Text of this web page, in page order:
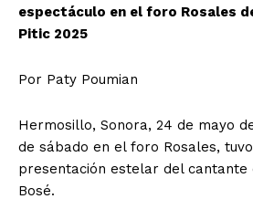
espectáculo en el foro Rosales
Pitic 2025
Por Paty Poumian
Hermosillo, Sonora, 24 de mayo
de sábado en el foro Rosales,
presentación estelar del cantante
Bosé.